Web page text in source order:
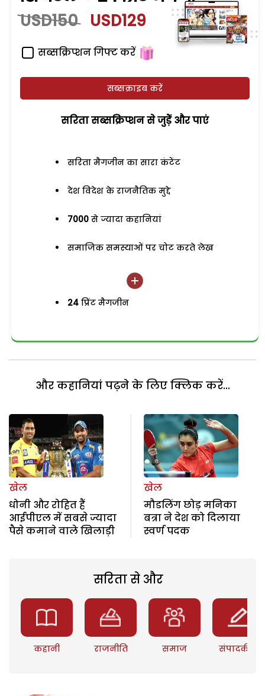
USD150 USD129
सब्सक्रिप्शन गिफ्ट करें
सब्सक्राइब करें
सरिता सब्सक्रिप्शन से जुड़ेें और पाएं
सरिता मैगजीन का सारा कंटेंट
देश विदेश के राजनैतिक मुद्दे
7000 से ज्यादा कहानियां
समाजिक समस्याओं पर चोट करते लेख
24 प्रिंट मैगजीन
और कहानियां पढ़ने के लिए क्लिक करें...
खेल
धोनी और रोहित हैं
आईपीएल में सबसे ज्यादा
पैसे कमाने वाले खिलाड़ी
खेल
मौडलिंग छोड़ मनिका
बत्रा ने देश को दिलाया
स्वर्ण पदक
सरिता से और
कहानी राजनीति समाज संपादकीय